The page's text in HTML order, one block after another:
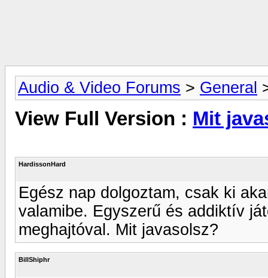
Audio & Video Forums > General
View Full Version : Mit
HardissonHard
Egész nap dolgoztam, csak ki
valamibe. Egyszerű és addiktív
meghajtóval. Mit javasolsz?
BillShiphr